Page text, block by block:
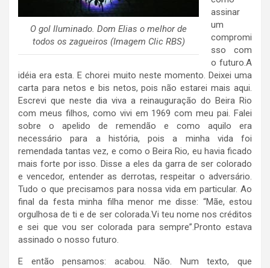
O gol Iluminado. Dom Elias o melhor de
todos os zagueiros (Imagem Clic RBS)
assinar
um
compromi
sso com
o futuro.A
idéia era esta. E chorei muito neste momento. Deixei uma
carta para netos e bis netos, pois não estarei mais aqui.
Escrevi que neste dia viva a reinauguração do Beira Rio
com meus filhos, como vivi em 1969 com meu pai. Falei
sobre o apelido de remendão e como aquilo era
necessário para a história, pois a minha vida foi
remendada tantas vez, e como o Beira Rio, eu havia ficado
mais forte por isso. Disse a eles da garra de ser colorado
e vencedor, entender as derrotas, respeitar o adversário.
Tudo o que precisamos para nossa vida em particular. Ao
final da festa minha filha menor me disse: “Mãe, estou
orgulhosa de ti e de ser colorada.Vi teu nome nos créditos
e sei que vou ser colorada para sempre”.Pronto estava
assinado o nosso futuro.
E então pensamos: acabou. Não. Num texto, que